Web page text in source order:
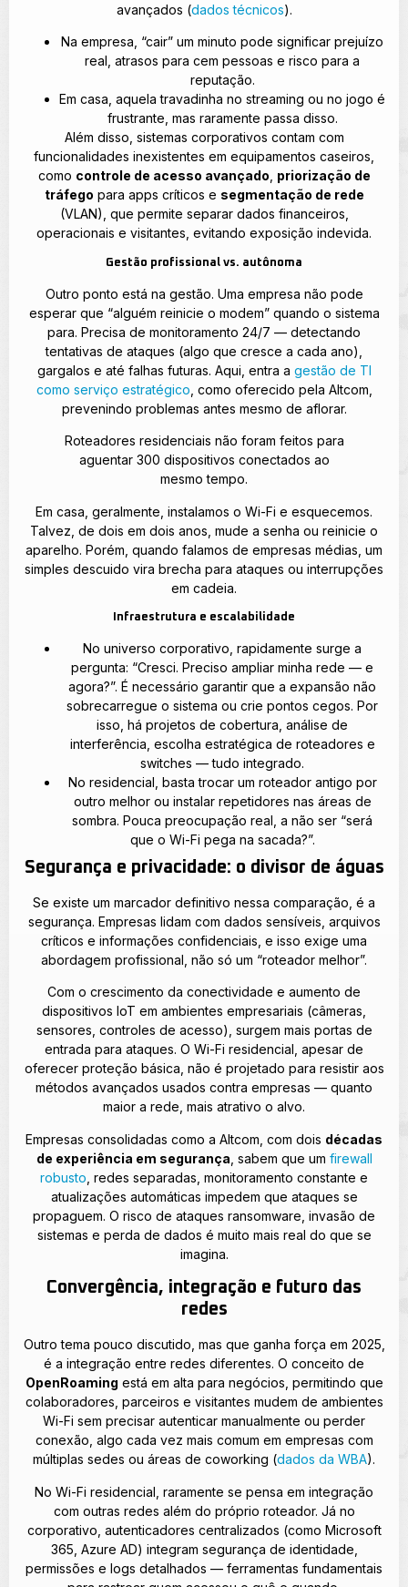
avançados (dados técnicos).
Na empresa, “cair” um minuto pode significar prejuízo
real, atrasos para cem pessoas e risco para a
reputação.
Em casa, aquela travadinha no streaming ou no jogo é
frustrante, mas raramente passa disso.
Além disso, sistemas corporativos contam com
funcionalidades inexistentes em equipamentos caseiros,
como controle de acesso avançado, priorização de
tráfego para apps críticos e segmentação de rede
(VLAN), que permite separar dados financeiros,
operacionais e visitantes, evitando exposição indevida.
Gestão profissional vs. autônoma
Outro ponto está na gestão. Uma empresa não pode
esperar que “alguém reinicie o modem” quando o sistema
para. Precisa de monitoramento 24/7 — detectando
tentativas de ataques (algo que cresce a cada ano),
gargalos e até falhas futuras. Aqui, entra a gestão de TI
como serviço estratégico , como oferecido pela Altcom,
prevenindo problemas antes mesmo de aflorar.
Roteadores residenciais não foram feitos para
aguentar 300 dispositivos conectados ao
mesmo tempo.
Em casa, geralmente, instalamos o Wi-Fi e esquecemos.
Talvez, de dois em dois anos, mude a senha ou reinicie o
aparelho. Porém, quando falamos de empresas médias, um
simples descuido vira brecha para ataques ou interrupções
em cadeia.
Infraestrutura e escalabilidade
No universo corporativo, rapidamente surge a
pergunta: “Cresci. Preciso ampliar minha rede — e
agora?”. É necessário garantir que a expansão não
sobrecarregue o sistema ou crie pontos cegos. Por
isso, há projetos de cobertura, análise de
interferência, escolha estratégica de roteadores e
switches — tudo integrado.
No residencial, basta trocar um roteador antigo por
outro melhor ou instalar repetidores nas áreas de
sombra. Pouca preocupação real, a não ser “será
que o Wi-Fi pega na sacada?”.
Segurança e privacidade: o divisor de águas
Se existe um marcador definitivo nessa comparação, é a
segurança. Empresas lidam com dados sensíveis, arquivos
críticos e informações confidenciais, e isso exige uma
abordagem profissional, não só um “roteador melhor”.
Com o crescimento da conectividade e aumento de
dispositivos IoT em ambientes empresariais (câmeras,
sensores, controles de acesso), surgem mais portas de
entrada para ataques. O Wi-Fi residencial, apesar de
oferecer proteção básica, não é projetado para resistir aos
métodos avançados usados contra empresas — quanto
maior a rede, mais atrativo o alvo.
Empresas consolidadas como a Altcom, com dois décadas
de experiência em segurança , sabem que um firewall
robusto , redes separadas, monitoramento constante e
atualizações automáticas impedem que ataques se
propaguem. O risco de ataques ransomware, invasão de
sistemas e perda de dados é muito mais real do que se
imagina.
Convergência, integração e futuro das
redes
Outro tema pouco discutido, mas que ganha força em 2025,
é a integração entre redes diferentes. O conceito de
OpenRoaming está em alta para negócios, permitindo que
colaboradores, parceiros e visitantes mudem de ambientes
Wi-Fi sem precisar autenticar manualmente ou perder
conexão, algo cada vez mais comum em empresas com
múltiplas sedes ou áreas de coworking (dados da WBA).
No Wi-Fi residencial, raramente se pensa em integração
com outras redes além do próprio roteador. Já no
corporativo, autenticadores centralizados (como Microsoft
365, Azure AD) integram segurança de identidade,
permissões e logs detalhados — ferramentas fundamentais